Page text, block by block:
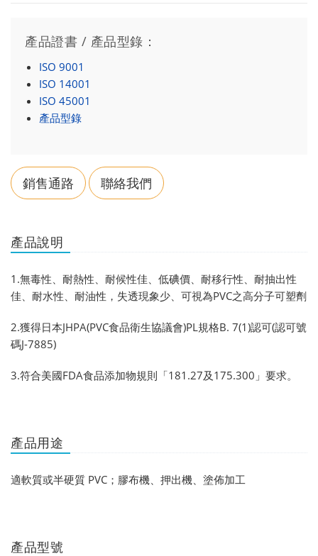
產品證書 / 產品型錄：
ISO 9001
ISO 14001
ISO 45001
產品型錄
銷售通路 聯絡我們
產品說明
1.無毒性、耐熱性、耐候性佳、低碘價、耐移行性、耐抽出性
佳、耐水性、耐油性，失透現象少、可視為PVC之高分子可塑劑
2.獲得日本JHPA(PVC食品衛生協議會)PL規格B. 7(1)認可(認可號
碼J-7885)
3.符合美國FDA食品添加物規則「181.27及175.300」要求。
產品用途
適軟質或半硬質 PVC；膠布機、押出機、塗佈加工
產品型號